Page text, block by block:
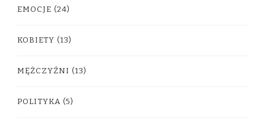
EMOCJE (24)
KOBIETY (13)
MĘŻCZYŹNI (13)
POLITYKA (5)